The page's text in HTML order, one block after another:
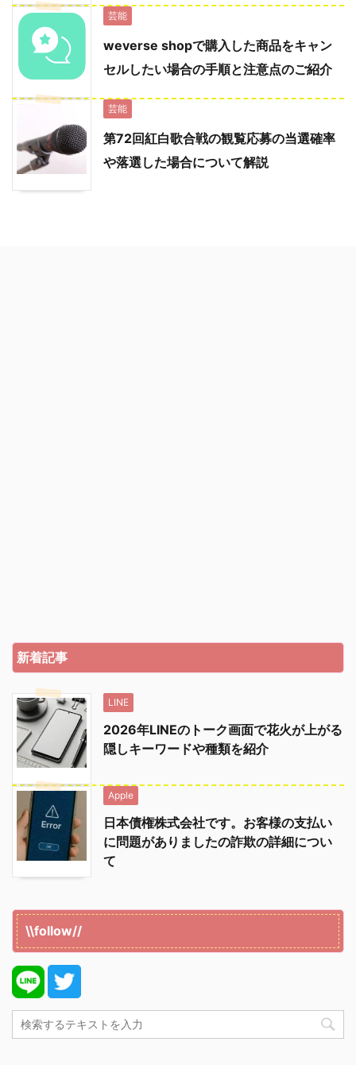
芸能
weverse shopで購入した商品をキャン
セルしたい場合の手順と注意点のご紹介
芸能
第72回紅白歌合戦の観覧応募の当選確率
や落選した場合について解説
新着記事
LINE
2026年LINEのトーク画面で花火が上がる
隠しキーワードや種類を紹介
Apple
日本債権株式会社です。お客様の支払い
に問題がありましたの詐欺の詳細につい
て
\\follow//